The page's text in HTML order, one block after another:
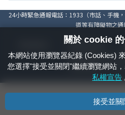
24小時緊急通報電話：1933（市話、手機
道等有障礙物之通
資通安全政策
國營臺灣鐵路股份有限
本頁產生時間： 2026/
關於 cookie 的
本網站使用瀏覽器紀錄 (Cookies)
您選擇"接受並關閉"繼續瀏覽網站
私權宣告
接受並關